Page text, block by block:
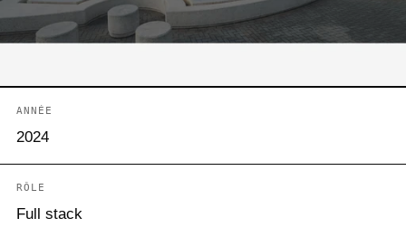
ANNÉE
2024
RÔLE
Full stack